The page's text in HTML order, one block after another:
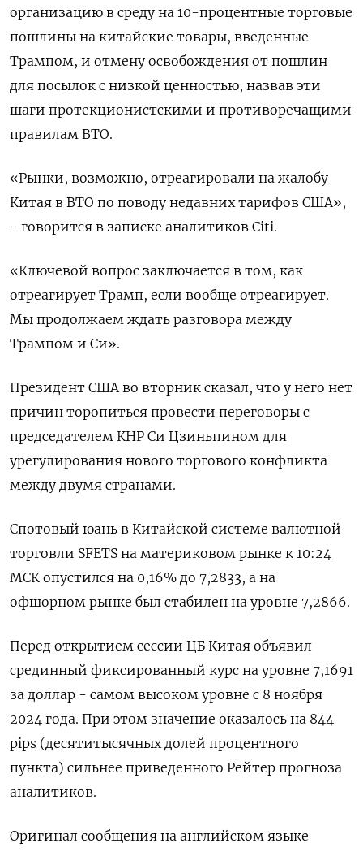
организацию в среду на 10-процентные торговые
пошлины на китайские товары, введенные
Трампом, и отмену освобождения от пошлин
для посылок с низкой ценностью, назвав эти
шаги протекционистскими и противоречащими
правилам ВТО.
«Рынки, возможно, отреагировали на жалобу
Китая в ВТО по поводу недавних тарифов США»,
- говорится в записке аналитиков Citi.
«Ключевой вопрос заключается в том, как
отреагирует Трамп, если вообще отреагирует.
Мы продолжаем ждать разговора между
Трампом и Си».
Президент США во вторник сказал, что у него нет
причин торопиться провести переговоры с
председателем КНР Си Цзиньпином для
урегулирования нового торгового конфликта
между двумя странами.
Спотовый юань в Китайской системе валютной
торговли SFETS на материковом рынке к 10:24
МСК опустился на 0,16% до​ 7,2833​, а на
офшорном рынке был стабилен на уровне 7,2866.
Перед открытием сессии ЦБ Китая объявил
срединный фиксированный курс на уровне 7,1691
за доллар - самом высоком уровне с 8 ноября
2024 года. При этом значение оказалось на 844
pips (десятитысячных долей процентного
пункта) сильнее приведенного Рейтер прогноза
аналитиков.
Оригинал сообщения на английском языке